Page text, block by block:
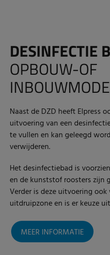
DESINFECTIE
OPBOUW-OF
Naast de DZD heeft Elpress
uitvoering van een
te vullen en kan geleegd
verwijderen.
Het desinfectiebad is
en de kunststof roosters zijn
Verder is deze uitvoering ook
uitdruipzone en is er keuze
MEER INFORMATIE